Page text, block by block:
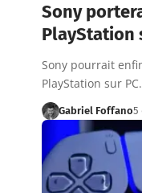
Sony
PlayStation
Sony pourrait
PlayStation sur
Gabriel Foffano5